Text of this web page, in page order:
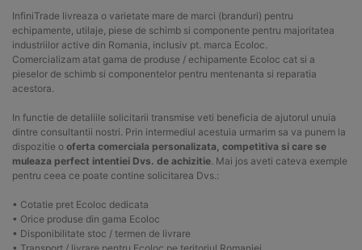
InfiniTrade livreaza o varietate mare de marci (branduri) pentru
echipamente, utilaje, piese de schimb si componente pentru majoritatea
industriilor active din Romania, inclusiv pt. marca Ecoloc.
Comercializam atat gama de produse / echipamente Ecoloc cat si a
pieselor de schimb si componentelor pentru mentenanta si reparatia
acestora.
In functie de detaliile solicitarii transmise veti beneficia de ajutorul unuia
dintre consultantii nostri. Prin intermediul acestuia urmarim sa va punem la
dispozitie o oferta comerciala personalizata, competitiva si care se
muleaza perfect intentiei Dvs. de achizitie . Mai jos aveti cateva exemple
pentru ceea ce poate contine solicitarea Dvs.:
• Cotatie pret Ecoloc dedicata
• Orice produse din gama Ecoloc
• Disponibilitate stoc / termen de livrare